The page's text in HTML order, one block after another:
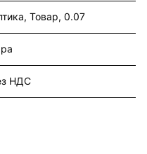
Товар, 0.07
НДС